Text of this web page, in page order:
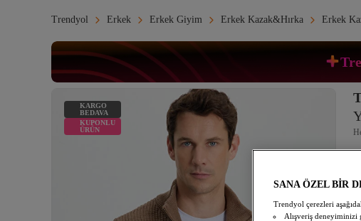
Trendyol Erkek Erkek Giyim Erkek Kazak&Hırka Erkek
KARGO
BEDAVA
KUPONLU
ÜRÜN
SANA ÖZEL BİR
Trendyol çerezleri
Alışveriş deneyiminizi